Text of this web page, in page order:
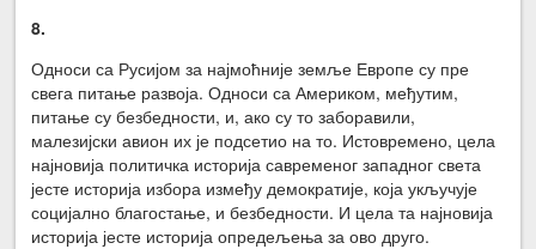
8.
Односи са Русијом за најмоћније земље Европе су пре
свега питање развоја. Односи са Америком, међутим,
питање су безбедности, и, ако су то заборавили,
малезијски авион их је подсетио на то. Истовремено, цела
најновија политичка историја савременог западног света
јесте историја избора између демократије, која укључује
социјално благостање, и безбедности. И цела та најновија
историја јесте историја опредељења за ово друго.